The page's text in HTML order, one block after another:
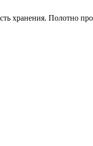
хранения. Полотно